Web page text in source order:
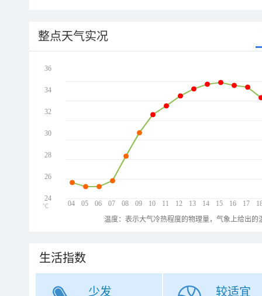
整点天气实况
04 05 06 07 08 09 10 11 12 13 14 15 16 17
36
34
32
30
28
26
24
℃
温度：表示大气冷热程度的物理量，气象上给出
生活指数
少发 较适宜